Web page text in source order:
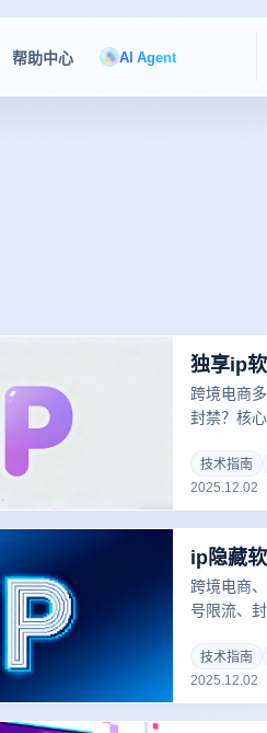
帮助中心 AI Agent
跨境电商
封禁？核
共享IP差
技术指南
2025.12.02
跨境电商
号限流、
指纹浏览
护航。
技术指南
2025.12.02